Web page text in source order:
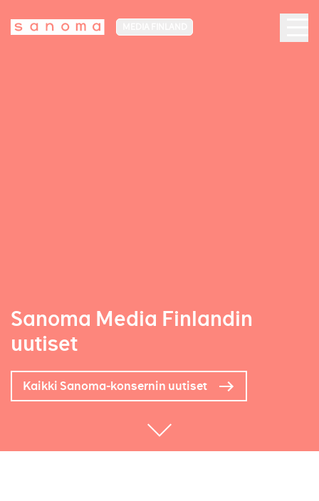
Sanoma Media Finlandin
uutiset
Kaikki Sanoma-konsernin uutiset